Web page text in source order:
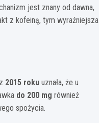
jest znany od dawna,
z kofeiną, tym wyraźniejsza
2015 roku uznała, że u
do 200 mg również
spożycia.